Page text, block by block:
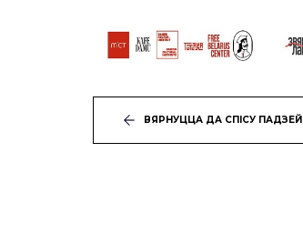
ВЯРНУЦЦА ДА СПІСУ ПАДЗЕЙ